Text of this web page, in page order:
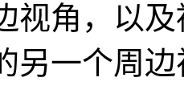
视角，以
另一个周